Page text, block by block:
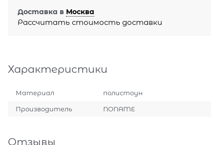
Доставка в Москва
Рассчитать стоимость доставки
Характеристики
Материал полистоун
Производитель NONAME
Отзывы